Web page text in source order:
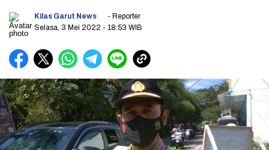
Kilas Garut News
- Reporter
Selasa, 3 Mei 2022 - 18:53 WIB